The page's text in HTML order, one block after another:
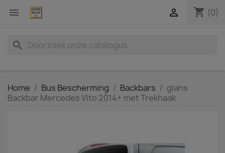
 shopping_cart (0)

search
Home Bus Bescherming Backbars
glans
Backbar Mercedes Vito 2014+ met Trekhaak